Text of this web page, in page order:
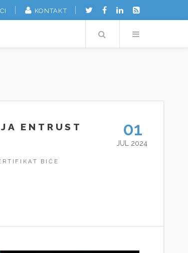
KONTAKT
Search
ENTRUST
BIĆE
01
JUL 2024